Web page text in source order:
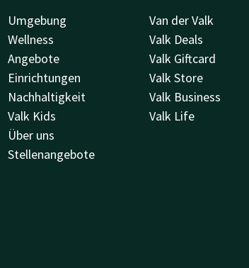
Umgebung
Wellness
Angebote
Einrichtungen
Nachhaltigkeit
Valk Kids
Über uns
Stellenangebote
Van der Valk
Valk Deals
Valk Giftcard
Valk Store
Valk Business
Valk Life